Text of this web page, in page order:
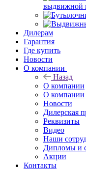
выдвижной
Дилерам
Гарантия
Где купить
Новости
О компании
Назад
О компании
О компании
Новости
Дилерская
Реквизиты
Видео
Наши
Дипломы и
Акции
Контакты